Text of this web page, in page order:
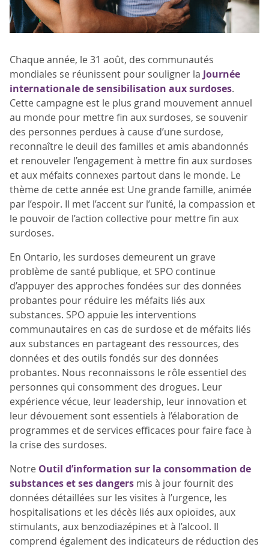
Chaque année, le 31 août, des communautés
mondiales se réunissent pour souligner la Journée
internationale de sensibilisation aux surdoses.
Cette campagne est le plus grand mouvement annuel
au monde pour mettre fin aux surdoses, se souvenir
des personnes perdues à cause d’une surdose,
reconnaître le deuil des familles et amis abandonnés
et renouveler l’engagement à mettre fin aux surdoses
et aux méfaits connexes partout dans le monde. Le
thème de cette année est Une grande famille, animée
par l’espoir. Il met l’accent sur l’unité, la compassion et
le pouvoir de l’action collective pour mettre fin aux
surdoses.
En Ontario, les surdoses demeurent un grave
problème de santé publique, et SPO continue
d’appuyer des approches fondées sur des données
probantes pour réduire les méfaits liés aux
substances. SPO appuie les interventions
communautaires en cas de surdose et de méfaits liés
aux substances en partageant des ressources, des
données et des outils fondés sur des données
probantes. Nous reconnaissons le rôle essentiel des
personnes qui consomment des drogues. Leur
expérience vécue, leur leadership, leur innovation et
leur dévouement sont essentiels à l’élaboration de
programmes et de services efficaces pour faire face à
la crise des surdoses.
Notre Outil d’information sur la consommation de
substances et ses dangers mis à jour fournit des
données détaillées sur les visites à l’urgence, les
hospitalisations et les décès liés aux opioïdes, aux
stimulants, aux benzodiazépines et à l’alcool. Il
comprend également des indicateurs de réduction des